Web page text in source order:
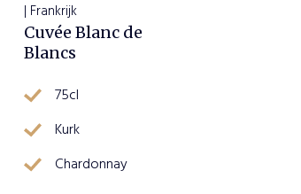
| Frankrijk
Cuvée Blanc de
Blancs
75cl
Kurk
Chardonnay